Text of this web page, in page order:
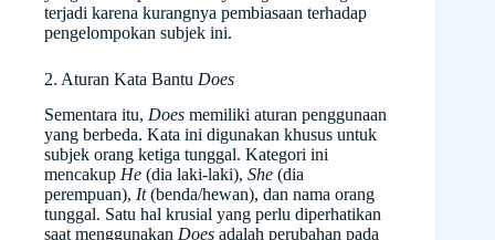
terjadi karena kurangnya pembiasaan terhadap
pengelompokan subjek ini.
2. Aturan Kata Bantu Does
Sementara itu, Does memiliki aturan penggunaan
yang berbeda. Kata ini digunakan khusus untuk
subjek orang ketiga tunggal. Kategori ini
mencakup He (dia laki-laki), She (dia
perempuan), It(benda/hewan), dan nama orang
tunggal. Satu hal krusial yang perlu diperhatikan
saat menggunakan Does adalah perubahan pada